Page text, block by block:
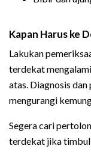
Kapan Harus ke
Lakukan
terdekat
atas. Diagnosis
mengurangi
Segera cari
terdekat jika timbul